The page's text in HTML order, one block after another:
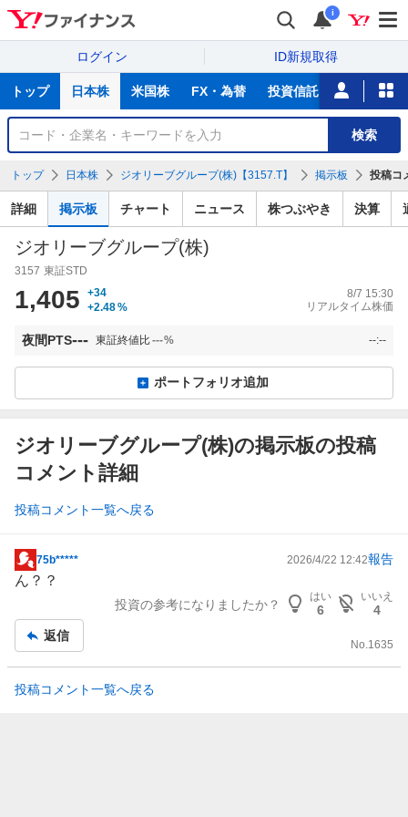
i
ログイン ID新規取得
サ
トップ 日本株 米国株 FX・為替 投資信託 ニュース
銘
検
索
検索
トップ 日本株 ジオリーブグループ(株)【3157.T】 掲示板 投稿コ
詳細 掲示板 チャート ニュース 株つぶやき 決算
ジオリーブグループ(株)
3157 東証STD
1,405
+34
+2.48%
8/7 15:30
リアルタイム株価
夜間PTS--- 東証終値比---% --:--
ポートフォリオ追加
ジオリーブグループ(株)の掲示板の投稿
コメント詳細
投稿コメント一覧へ戻る
掲
示
事
75b***** 2026/4/22 12:42報告
ん？？
投資の参考になりましたか？
はい
6
いいえ
4
返信
No.1635
投稿コメント一覧へ戻る